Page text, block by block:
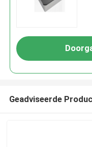
Geadviseerde